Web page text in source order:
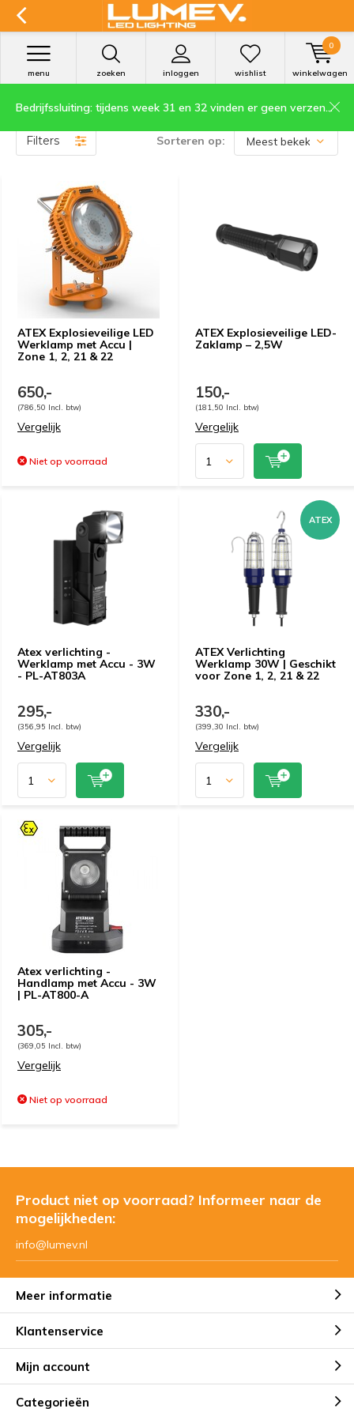
zoeken inloggen
menu wishlist winkelwagen
0
Bedrijfssluiting: tijdens week 31 en 32 vinden er geen verzendingen plaats.
ATEX LED werklampen
Filters Sorteren op:
ATEX Explosieveilige LED
Werklamp met Accu |
Zone 1, 2, 21 & 22
650,-
(786,50 Incl. btw)
Vergelijk
Niet op voorraad
ATEX Explosieveilige LED-
Zaklamp – 2,5W
150,-
(181,50 Incl. btw)
Vergelijk
Atex verlichting -
Werklamp met Accu - 3W
- PL-AT803A
295,-
(356,95 Incl. btw)
Vergelijk
ATEX Verlichting
Werklamp 30W | Geschikt
voor Zone 1, 2, 21 & 22
ATEX
330,-
(399,30 Incl. btw)
Vergelijk
Atex verlichting -
Handlamp met Accu - 3W
| PL-AT800-A
305,-
(369,05 Incl. btw)
Vergelijk
Niet op voorraad
Product niet op voorraad? Informeer naar de
mogelijkheden:
info@lumev.nl
Meer informatie
Klantenservice
Mijn account
Categorieën